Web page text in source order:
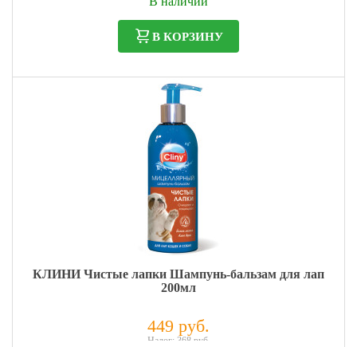
В КОРЗИНУ
КЛИНИ Чистые лапки Шампунь-бальзам для лап
200мл
449 руб.
Налог: 368 руб.